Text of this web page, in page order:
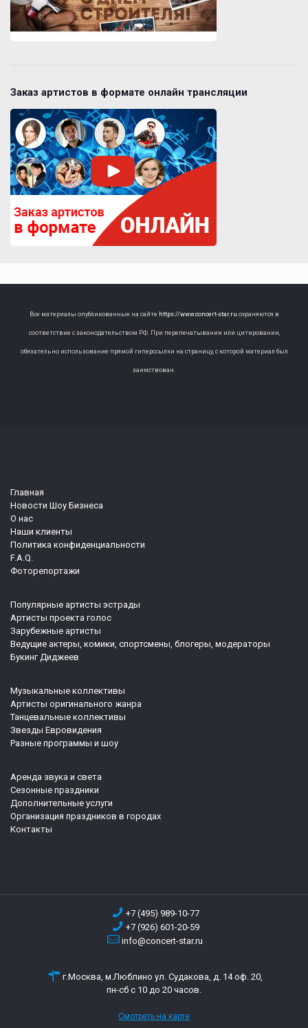
Заказ артистов в формате онлайн трансляции
Все материалы опубликованные на сайте https://www.concert-star.ru охраняются в
соответствие с законодательством РФ. При перепечатывании или цитировании,
обязательно использование прямой гиперссылки на страницу, с которой материал был
заимствован.
Главная
Новости Шоу Бизнеса
О нас
Наши клиенты
Политика конфиденциальности
F.A.Q.
Фоторепортажи
Популярные артисты эстрады
Артисты проекта голос
Зарубежные артисты
Ведущие актеры, комики, спортсмены, блогеры, модераторы
Букинг Диджеев
Музыкальные коллективы
Артисты оригинального жанра
Танцевальные коллективы
Звезды Евровидения
Разные программы и шоу
Аренда звука и света
Сезонные праздники
Дополнительные услуги
Организация праздников в городах
Контакты
+7 (495) 989-10-77
+7 (926) 601-20-59
info@concert-star.ru
г.Москва, м.Люблино ул. Судакова, д. 14 оф. 20,
пн-сб с 10 до 20 часов.
Смотреть на карте